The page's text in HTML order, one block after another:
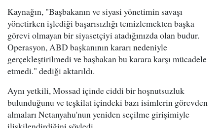
Kaynağın, "Başbakanın ve siyasi yönetimin savaşı
yönetirken işlediği başarısızlığı temizlemekten başka
görevi olmayan bir siyasetçiyi atadığınızda olan budur.
Operasyon, ABD başkanının kararı nedeniyle
gerçekleştirilmedi ve başbakan bu karara karşı mücadele
etmedi." dediği aktarıldı.
Aynı yetkili, Mossad içinde ciddi bir hoşnutsuzluk
bulunduğunu ve teşkilat içindeki bazı isimlerin görevden
almaları Netanyahu'nun yeniden seçilme girişimiyle